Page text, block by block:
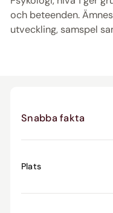
och beteenden.
utveckling, samspel
Snabba fakta
Plats